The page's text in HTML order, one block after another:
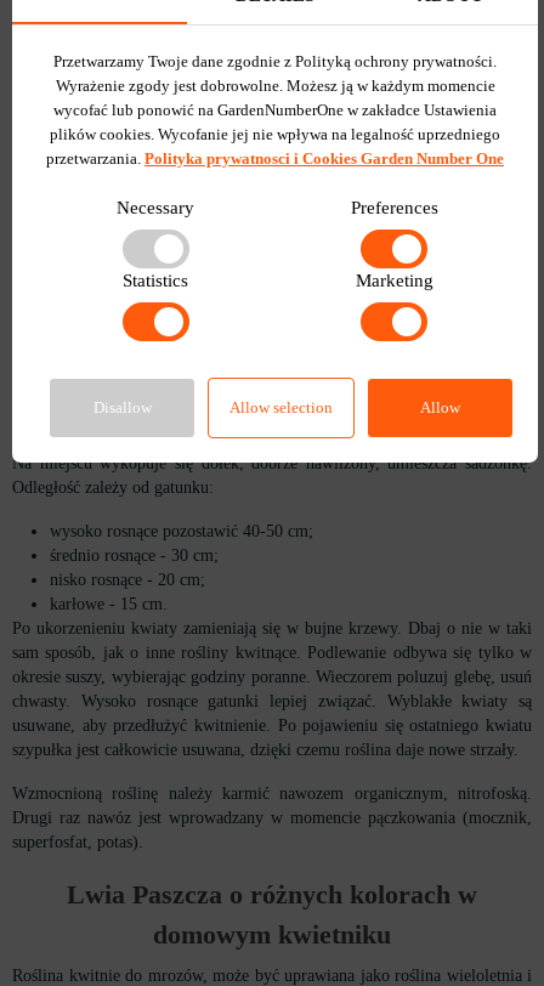
każdą sadzonkę umieszcza się w małej doniczce;
można sadzić trzy w dużych doniczkach;
sadzonki są przenoszone do światła bez bezpośredniego słońca;
zaczynają przyzwyczajać się do świeżego powietrza.
Gdy sadzonka rozwinie 4-5 liści na pędzie, należy ją uszczypnąć, co
wzmocni krzewienie. To samo robi się z pędami bocznymi, jeśli zaczęły
aktywnie rosnąć.
Lwia Paszcza: prawidłowe sadzenie w
przygotowanym otwartym terenie i
Wzmocnione, utwardzone sadzonki antirhium są gotowe do przesadzenia w
Na miejscu wykopuje się dołek, dobrze nawilżony, umieszcza sadzonkę.
Odległość zależy od gatunku:
wysoko rosnące pozostawić 40-50 cm;
średnio rosnące - 30 cm;
nisko rosnące - 20 cm;
karłowe - 15 cm.
Po ukorzenieniu kwiaty zamieniają się w bujne krzewy. Dbaj o nie w taki
sam sposób, jak o inne rośliny kwitnące. Podlewanie odbywa się tylko w
okresie suszy, wybierając godziny poranne. Wieczorem poluzuj glebę, usuń
chwasty. Wysoko rosnące gatunki lepiej związać. Wyblakłe kwiaty są
usuwane, aby przedłużyć kwitnienie. Po pojawieniu się ostatniego kwiatu
szypułka jest całkowicie usuwana, dzięki czemu roślina daje nowe strzały.
Wzmocnioną roślinę należy karmić nawozem organicznym, nitrofoską.
Drugi raz nawóz jest wprowadzany w momencie pączkowania (mocznik,
superfosfat, potas).
Lwia Paszcza o różnych kolorach w
domowym kwietniku
Roślina kwitnie do mrozów, może być uprawiana jako roślina wieloletnia i
Przetwarzamy Twoje dane zgodnie z Polityką ochrony prywatności.
Wyrażenie zgody jest dobrowolne. Możesz ją w każdym momencie
wycofać lub ponowić na GardenNumberOne w zakładce Ustawienia
plików cookies. Wycofanie jej nie wpływa na legalność uprzedniego
przetwarzania. Polityka prywatnosci i Cookies Garden Number One
Necessary Preferences
Statistics Marketing
Disallow Allow selection Allow